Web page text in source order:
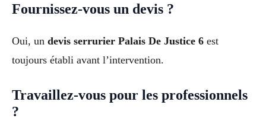
Fournissez-vous un devis ?
Oui, un devis serrurier Palais De Justice 6 est
toujours établi avant l’intervention.
Travaillez-vous pour les professionnels
?